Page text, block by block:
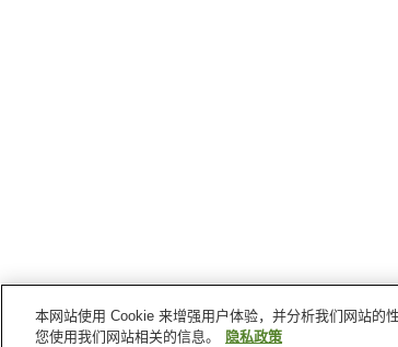
首页 日本 神奈川县
本网站使用 Cookie 来增强用户体验，并分析我们网站的
您使用我们网站相关的信息。
隐私政策